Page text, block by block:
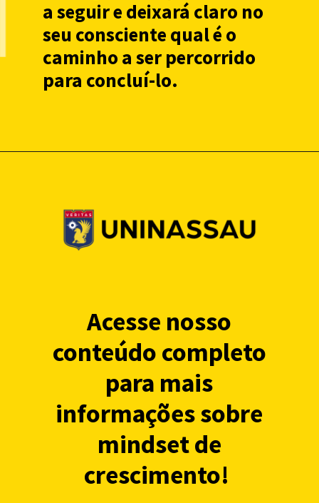
a seguir e deixará claro no
seu consciente qual é o
caminho a ser percorrido
para concluí-lo.
Acesse nosso
conteúdo completo
para mais
informações sobre
mindset de
crescimento!